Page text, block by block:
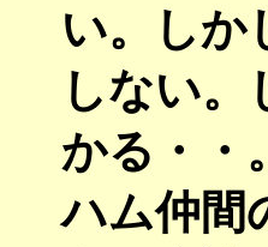
い。しか
しない
かる・・。
ハム仲間